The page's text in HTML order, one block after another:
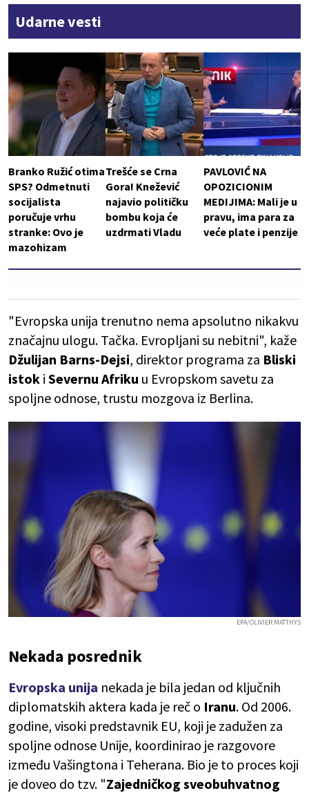
Udarne vesti
Branko Ružić otima
SPS? Odmetnuti
socijalista
poručuje vrhu
stranke: Ovo je
mazohizam
Trešće se Crna
Gora! Knežević
najavio političku
bombu koja će
uzdrmati Vladu
PAVLOVIĆ NA
OPOZICIONIM
MEDIJIMA: Mali je u
pravu, ima para za
veće plate i penzije
"Evropska unija trenutno nema apsolutno nikakvu
značajnu ulogu. Tačka. Evropljani su nebitni", kaže
Džulijan Barns-Dejsi, direktor programa za Bliski
istok i Severnu Afriku u Evropskom savetu za
spoljne odnose, trustu mozgova iz Berlina.
EPA/OLIVIER MATTHYS
Nekada posrednik
Evropska unija nekada je bila jedan od ključnih
diplomatskih aktera kada je reč o Iranu. Od 2006.
godine, visoki predstavnik EU, koji je zadužen za
spoljne odnose Unije, koordinirao je razgovore
između Vašingtona i Teherana. Bio je to proces koji
je doveo do tzv. "Zajedničkog sveobuhvatnog